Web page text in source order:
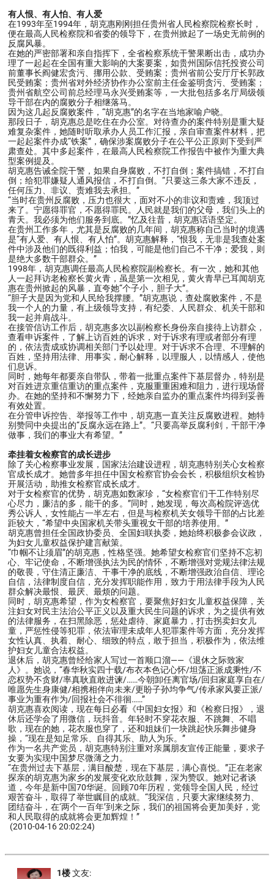
有人恨、有人怕、有人爱
在1993年至1994年，胡克惠刚刚担任贵州省人民检察院检察长时，
便在最高人民检察院和省委的领导下，在贵州掀起了一场史无前例的
反腐风暴。
在她的严密部署和亲自指挥下，全省检察系统干警果断出击，成功办
理了一起起在全国有重大影响的大案要案，如贵州国际信托投资公司
前董事长阎健宏贪污、挪用公款、受贿案；贵州省前公安厅厅长郭政
民受贿案；贵州省对外经济协作办公室前主任金鉴明贪污、受贿案；
贵州省航空公司前总经理马永兴受贿案等，一大批包括多名厅局级领
导干部在内的腐败分子相继落马。
因为这几起反腐败案件，“胡克惠”的名字在当地家喻户晓。
那段日子，胡克惠总是吃住在办公室。对待查办的案件特别是重大疑
难复杂案件，她随时听取承办人员工作汇报，亲自审查案件材料，把
一起起案件办成“铁案”，确保涉案腐败分子在公平公正原则下受到严
肃查处。其中多起案件，在最高人民检察院工作报告中被作为重大典
型案例提及。
胡克惠告诫全院干警，如果自身腐败，不打自倒；案件搞错，不打自
倒；给犯罪嫌疑人通风报信，不打自倒。“只要这三条大家不违反，
任何压力、非议、责难我去承担。”
“当时在贵州反腐败，压力也很大，面对不小的非议和责难，我顶过
来了。宁愿得罪官，不愿得罪民。人民就是我们的父母，我们头上的
青天。我必须为他们服务到底。”忆及往昔，胡克惠话语坚定。
在贵州工作多年，尤其是反腐败的几年间，胡克惠称自己当时的境遇
是“有人爱、有人恨、有人怕”。胡克惠解释，“恨我，无非是我查处案
件中涉及他们的既得利益；怕我，可能是他们自己不干净；爱我，则
是绝大多数干部群众。”
1998年，胡克惠调任最高人民检察院副检察长。有一次，她和其他
人一起拜访老检察长黄火青，虽是第一次相见，黄火青早已耳闻胡克
惠在贵州掀起的风暴，直夸她“个子小，胆子大”。
“胆子大是因为党和人民给我撑腰。”胡克惠说，查处腐败案件，不是
我一个人的力量，有上级领导支持，有纪委、人民群众、机关干部和
我一起并肩战斗。
在接管信访工作后，胡克惠多次以副检察长身份亲自接待上访群众，
查看申诉案件，了解上访百姓的诉求，对于诉求有理或者部分有理
的，依法责成或协调相关部门予以处理。对于诉求不合理、不理解的
百姓，坚持用法律、用事实，耐心解释，以理服人，以情感人，使他
们息诉。
同时，她每年都要亲自带队，带着一批重点案件下基层督办，特别是
对百姓进京重信重访的重点案件，克服重重困难和阻力，进行现场督
办。在她的坚持和不懈努力下，经她亲自监办的重点案件均得到妥善
有效处置。
在分管申诉控告、举报等工作中，胡克惠一直关注反腐败进程。她特
别赞同中央提出的“反腐永远在路上”。“只要高举反腐利剑，干部干净
做事，我们的事业大有希望。”
牵挂着女检察官的成长进步
除了关心检察事业发展，国家法治建设进程，胡克惠特别关心女检察
官成长成才。她曾多年担任中国女检察官协会会长，积极组织女检协
开展活动，助推女检察官成长成才。
对于女检察官的优势，胡克惠如数家珍，“女检察官们干工作特别尽
心尽力，廉洁的多，能干的多。”同时，她发现，每次高检院评选优
秀公诉人，女性能占一半左右，但是与检察机关女领导干部的占比差
距较大，“希望中央国家机关带头重视女干部的培养使用。”
胡克惠曾担任全国政协委员、全国妇联执委，她始终积极参会议政，
为妇女儿童权益保护建言献策。
“巾帼不让须眉”的胡克惠，性格坚强。她希望女检察官们坚持不忘初
心、牢记使命，不断增强执法为民的情怀，不断增强对党规法律法规
的敬畏，守住清正廉洁、干事干净的底线，不断增强政治自信、理论
自信，法律制度自信，充分发挥职能作用，致力于用法律手段为人民
群众解决最恨、最厌、最烦的问题。
同时，胡克惠希望，作为女检察官，要聚焦好妇女儿童权益保障，关
注妇女对民主法治公平正义以及重大民生问题的诉求，为之提供有效
的法律服务，在扫黑除恶，惩处虐待、家庭暴力，打击拐卖妇女儿
童，严惩性侵等犯罪，依法审理未成年人犯罪案件等方面，充分发挥
女性认真、执着、耐心、细致的特点，敢于担当，积极作为，依法维
护妇女儿童合法权益。
退休后，胡克惠曾经给家人写过一首顺口溜——《退休之际致家
人》。她说，“春华秋实四十载/布衣本色记心怀/坦荡正派成秉性/不
恋权势不贪财/率真耿直敢进谏/……今朝卸任离官场/回归家庭享自在/
唯愿先生身康健/相携相伴向未来/更盼子孙均争气/传承家风要正派/
事业为重有作为/回报社会不徘徊……”
胡克惠喜欢阅读，现在每日必看《中国妇女报》和《检察日报》，退
休后还学会了用微信，玩抖音。年轻时不穿花衣服、不跳舞、不唱
歌，现在的她，花衣服也穿了，还和姐妹们一块跳起快乐舞步健身
操，“现在是知足常乐、自得其乐、助人为乐。”
作为一名共产党员，胡克惠特别注重对亲属朋友宣传正能量，要求子
女要为实现中国梦尽微薄之力。
“在贵州过去下基层，满目酸楚，现在下基层，满心喜悦。”正在老家
探亲的胡克惠为家乡的发展变化欢欣鼓舞，深为赞叹。她对记者谈
道，今年是新中国70华诞。回顾70年历程，党领导全国人民，经过
艰苦奋斗，取得了举世瞩目的成就。“我深信，只要大家继续努力、
团结奋斗，在‘两个一百年’到来之际，我们的祖国将会更加美好，党
和人民取得的成就将会更加辉煌！”
(2010-04-16 20:02:24)
1楼文友: